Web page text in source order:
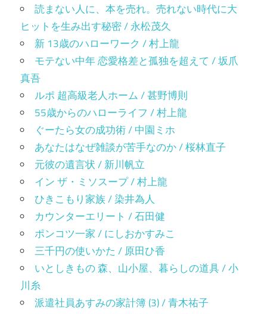
読まない人に、本を売れ。売れない時代に大
ヒットを生み出す秘密 / 永松茂久
新 13歳のハローワーク / 村上龍
モテない中年 恋愛格差と孤独を超えて / 坂爪
真吾
ルポ 超高級老人ホーム / 甚野博則
55歳からのハローライフ / 村上龍
ぐーたら女の成功術 / 中園ミホ
あなたはなぜ雑談が苦手なのか / 桜林直子
元彼の遺言状 / 新川帆立
イン ザ・ミソスープ / 村上龍
ひきこもり家族 / 染井為人
カウンターエリート / 石田健
ポンコツ一家 / にしおかすみこ
三千円の使いかた / 原田ひ香
いとしきもの 森、山小屋、暮らしの道具 / 小
川糸
派遣社員あすみの家計簿 (3) / 青木祐子